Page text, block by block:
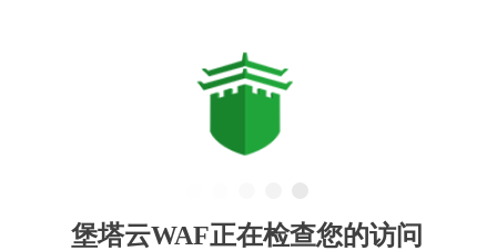
堡塔云WAF正在检查您的访问